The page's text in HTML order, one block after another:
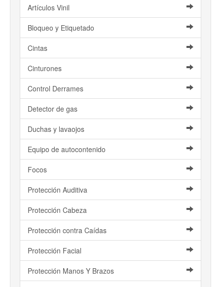
Artículos Vinil
Bloqueo y Etiquetado
Cintas
Cinturones
Control Derrames
Detector de gas
Duchas y lavaojos
Equipo de autocontenido
Focos
Protección Auditiva
Protección Cabeza
Protección contra Caídas
Protección Facial
Protección Manos Y Brazos